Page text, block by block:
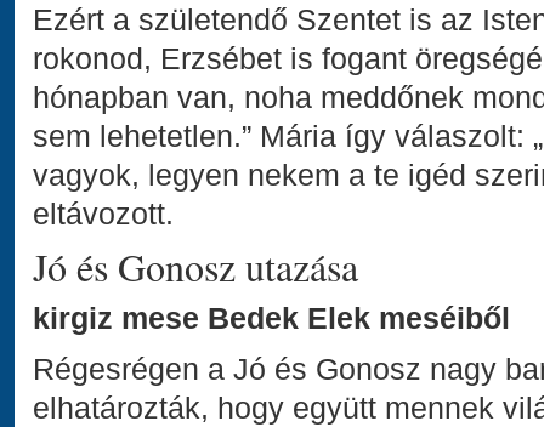
Ezért a születendő Szentet is az
rokonod, Erzsébet is fogant
hónapban van, noha meddőnek
sem lehetetlen.” Mária így válaszolt:
vagyok, legyen nekem a te igéd
eltávozott.
Jó és Gonosz utazása
kirgiz mese Bedek Elek meséiből
Régesrégen a Jó és Gonosz nagy
elhatározták, hogy együtt mennek